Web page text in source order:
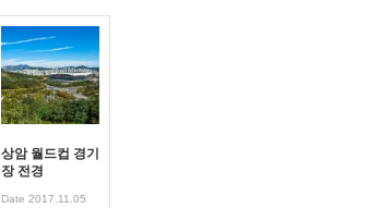
상암 월드컵 경기
장 전경
Date 2017.11.05